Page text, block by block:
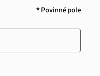
* Povinné pole